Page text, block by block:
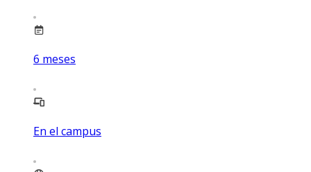
6 meses
En el campus